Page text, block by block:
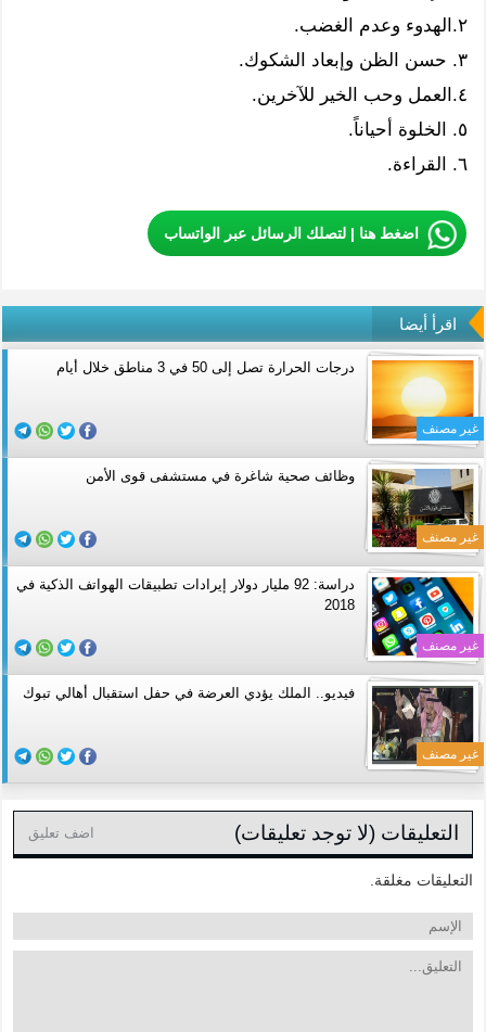
٢.الهدوء وعدم الغضب.
٣. حسن الظن وإبعاد الشكوك.
٤.العمل وحب الخير للآخرين.
٥. الخلوة أحياناً.
٦. القراءة.
اضغط هنا | لتصلك الرسائل عبر الواتساب
اقرأ أيضا
غير مصنف
درجات الحرارة تصل إلى 50 في 3 مناطق خلال أيام
غير مصنف
وظائف صحية شاغرة في مستشفى قوى الأمن
غير مصنف
دراسة: 92 مليار دولار إيرادات تطبيقات الهواتف الذكية في
2018
غير مصنف
فيديو.. الملك يؤدي العرضة في حفل استقبال أهالي تبوك
التعليقات (لا توجد تعليقات) اضف تعليق
التعليقات مغلقة.